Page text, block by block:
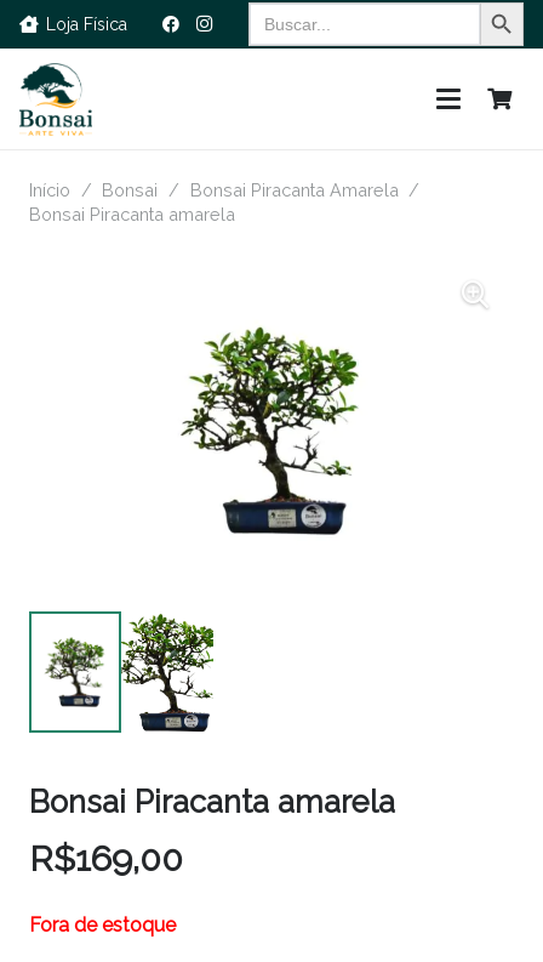
Loja Física
Search
for:
Início / Bonsai / Bonsai Piracanta Amarela /
Bonsai Piracanta amarela
Bonsai Piracanta amarela
R$169,00
Fora de estoque